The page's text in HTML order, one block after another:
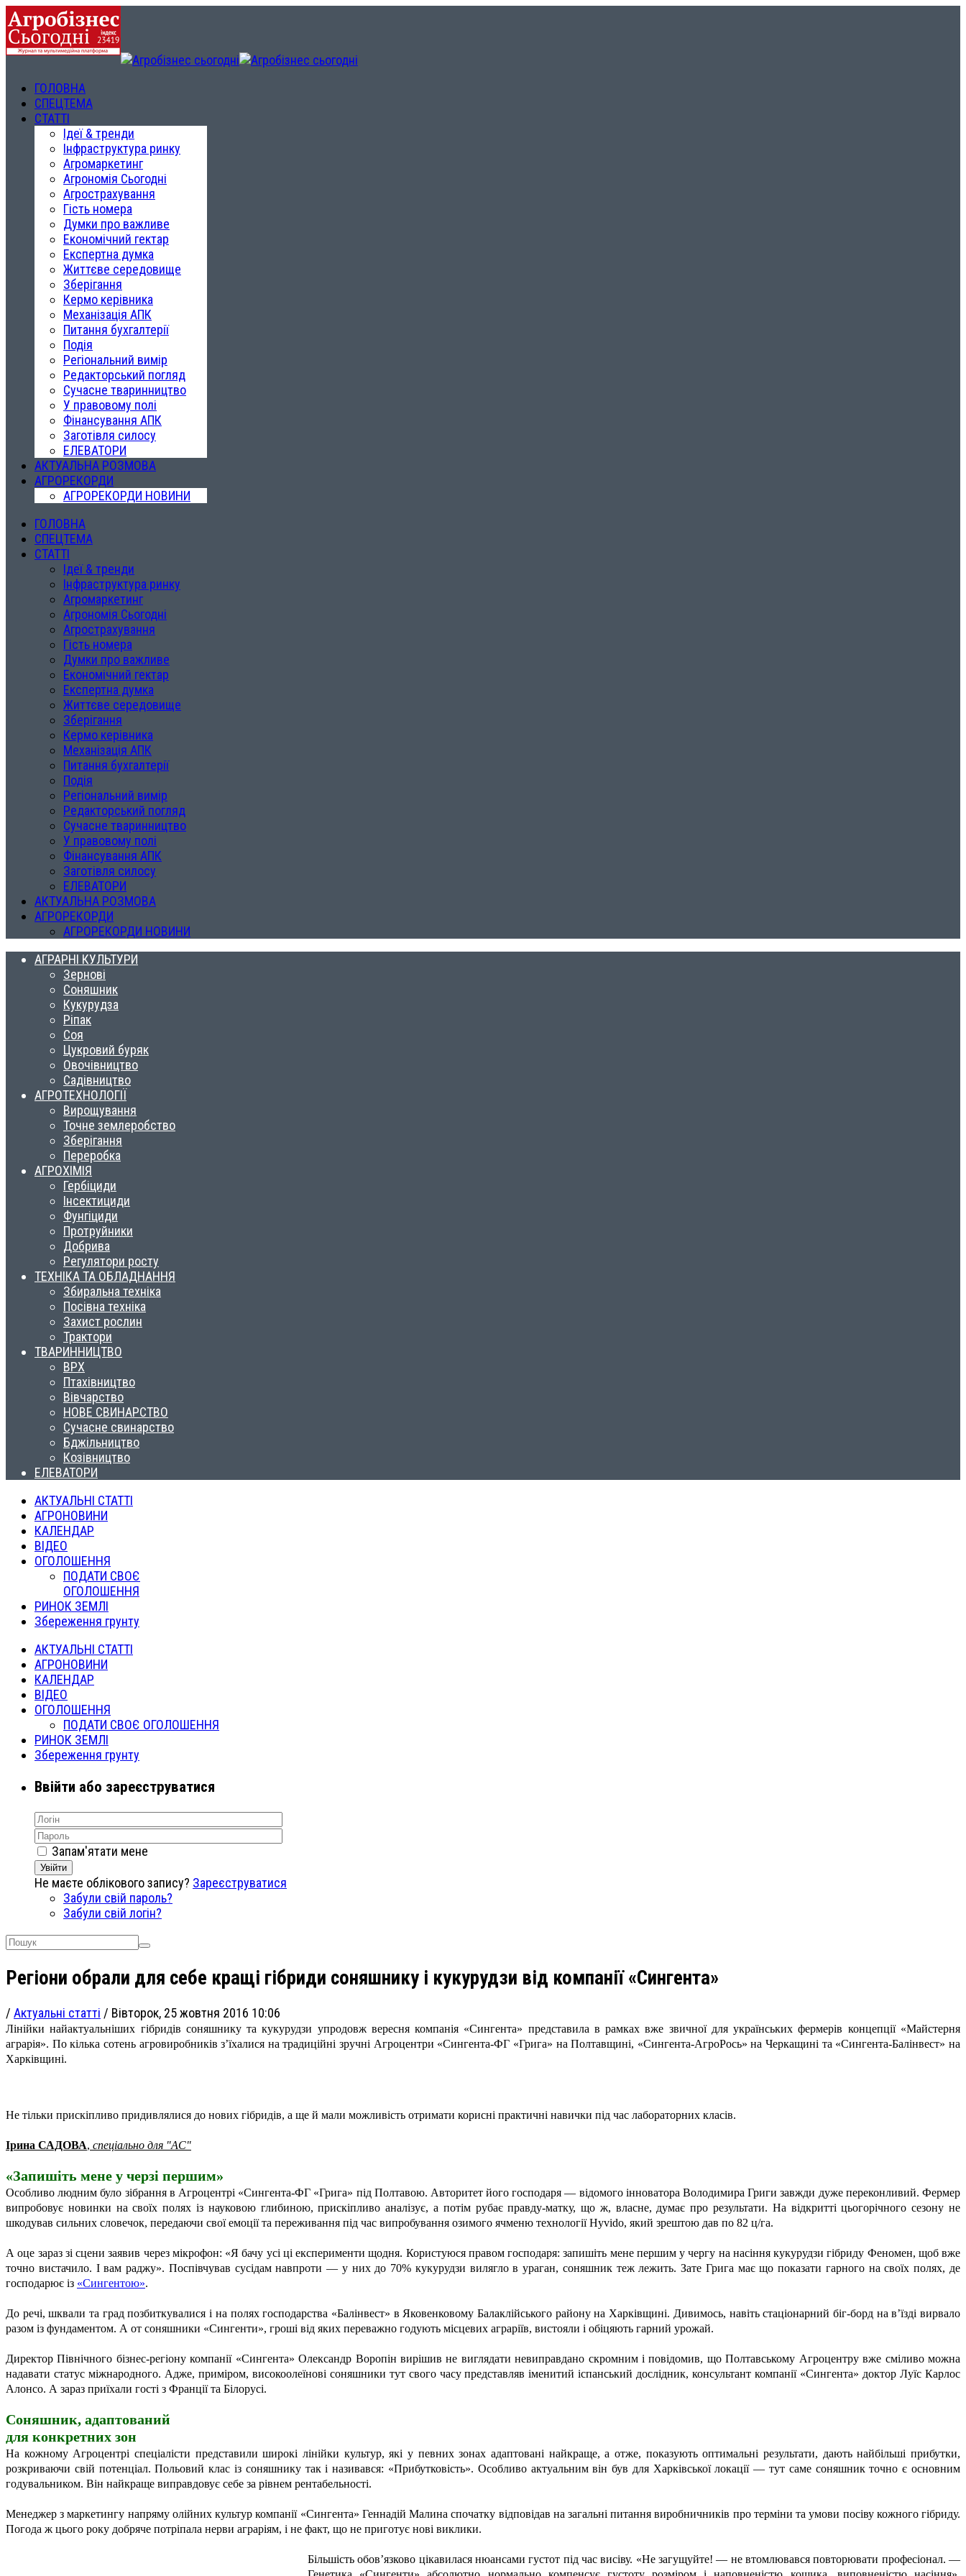
ГОЛОВНА
СПЕЦТЕМА
СТАТТІ
Ідеї & тренди
Інфраструктура ринку
Агромаркетинг
Агрономія Сьогодні
Агрострахування
Гість номера
Думки про важливе
Економічний гектар
Експертна думка
Життєве середовище
Зберігання
Кермо керівника
Механізація АПК
Питання бухгалтерії
Подія
Регіональний вимір
Редакторський погляд
Сучасне тваринництво
У правовому полі
Фінансування АПК
Заготівля силосу
ЕЛЕВАТОРИ
АКТУАЛЬНА РОЗМОВА
АГРОРЕКОРДИ
АГРОРЕКОРДИ НОВИНИ
ГОЛОВНА
СПЕЦТЕМА
СТАТТІ
Ідеї & тренди
Інфраструктура ринку
Агромаркетинг
Агрономія Сьогодні
Агрострахування
Гість номера
Думки про важливе
Економічний гектар
Експертна думка
Життєве середовище
Зберігання
Кермо керівника
Механізація АПК
Питання бухгалтерії
Подія
Регіональний вимір
Редакторський погляд
Сучасне тваринництво
У правовому полі
Фінансування АПК
Заготівля силосу
ЕЛЕВАТОРИ
АКТУАЛЬНА РОЗМОВА
АГРОРЕКОРДИ
АГРОРЕКОРДИ НОВИНИ
АГРАРНІ КУЛЬТУРИ
Зернові
Соняшник
Кукурудза
Ріпак
Соя
Цукровий буряк
Овочівництво
Садівництво
АГРОТЕХНОЛОГІЇ
Вирощування
Точне землеробство
Зберігання
Переробка
АГРОХІМІЯ
Гербіциди
Інсектициди
Фунгіциди
Протруйники
Добрива
Регулятори росту
ТЕХНІКА ТА ОБЛАДНАННЯ
Збиральна техніка
Посівна техніка
Захист рослин
Трактори
ТВАРИННИЦТВО
ВРХ
Птахівництво
Вівчарство
НОВЕ СВИНАРСТВО
Сучасне свинарство
Бджільництво
Козівництво
ЕЛЕВАТОРИ
АКТУАЛЬНІ СТАТТІ
АГРОНОВИНИ
КАЛЕНДАР
ВІДЕО
ОГОЛОШЕННЯ
ПОДАТИ СВОЄ
ОГОЛОШЕННЯ
РИНОК ЗЕМЛІ
Збереження грунту
АКТУАЛЬНІ СТАТТІ
АГРОНОВИНИ
КАЛЕНДАР
ВІДЕО
ОГОЛОШЕННЯ
ПОДАТИ СВОЄ ОГОЛОШЕННЯ
РИНОК ЗЕМЛІ
Збереження грунту
Ввійти або зареєструватися
Запам'ятати мене
Увійти
Не маєте облікового запису? Зареєструватися
Забули свій пароль?
Забули свій логін?
Регіони обрали для себе кращі гібриди соняшнику і кукурудзи від компанії «Сингента»
/ Актуальні статті / Вівторок, 25 жовтня 2016 10:06
Лінійки найактуальніших гібридів соняшнику та кукурудзи упродовж вересня компанія «Сингента» представила в рамках вже звичної для українських фермерів концепції «Майстерня
аграрія». По кілька сотень агровиробників з’їхалися на традиційні зручні Агроцентри «Сингента-ФГ «Грига» на Полтавщині, «Сингента-АгроРось» на Черкащині та «Сингента-Балінвест» на
Харківщині.
Не тільки прискіпливо придивлялися до нових гібридів, а ще й мали можливість отримати корисні практичні навички під час лабораторних класів.
Ірина САДОВА, спеціально для "АС"
«Запишіть мене у черзі першим»
Особливо людним було зібрання в Агроцентрі «Сингента-ФГ «Грига» під Полтавою. Авторитет його господаря — відомого інноватора Володимира Григи завжди дуже переконливий. Фермер
випробовує новинки на своїх полях із науковою глибиною, прискіпливо аналізує, а потім рубає правду-матку, що ж, власне, думає про результати. На відкритті цьогорічного сезону не
шкодував сильних словечок, передаючи свої емоції та переживання під час випробування озимого ячменю технології Hyvido, який зрештою дав по 82 ц/га.
А оце зараз зі сцени заявив через мікрофон: «Я бачу усі ці експерименти щодня. Користуюся правом господаря: запишіть мене першим у чергу на насіння кукурудзи гібриду Феномен, щоб вже
точно вистачило. І вам раджу». Поспівчував сусідам навпроти — у них до 70% кукурудзи вилягло в ураган, соняшник теж лежить. Зате Грига має що показати гарного на своїх полях, де
господарює із «Сингентою».
До речі, шквали та град позбиткувалися і на полях господарства «Балінвест» в Яковенковому Балаклійського району на Харківщині. Дивимось, навіть стаціонарний біг-борд на в’їзді вирвало
разом із фундаментом. А от соняшники «Сингенти», гроші від яких переважно годують місцевих аграріїв, вистояли і обіцяють гарний урожай.
Директор Північного бізнес-регіону компанії «Сингента» Олександр Воропін вирішив не виглядати невиправдано скромним і повідомив, що Полтавському Агроцентру вже сміливо можна
надавати статус міжнародного. Адже, приміром, високоолеїнові соняшники тут свого часу представляв іменитий іспанський дослідник, консультант компанії «Сингента» доктор Луїс Карлос
Алонсо. А зараз приїхали гості з Франції та Білорусі.
Соняшник, адаптований
для конкретних зон
На кожному Агроцентрі спеціалісти представили широкі лінійки культур, які у певних зонах адаптовані найкраще, а отже, показують оптимальні результати, дають найбільші прибутки,
розкриваючи свій потенціал. Польовий клас із соняшнику так і називався: «Прибутковість». Особливо актуальним він був для Харківської локації — тут саме соняшник точно є основним
годувальником. Він найкраще виправдовує себе за рівнем рентабельності.
Менеджер з маркетингу напряму олійних культур компанії «Сингента» Геннадій Малина спочатку відповідав на загальні питання виробничників про терміни та умови посіву кожного гібриду.
Погода ж цього року добряче потріпала нерви аграріям, і не факт, що не приготує нові виклики.
Більшість обов’язково цікавилася нюансами густот під час висіву. «Не загущуйте! — не втомлювався повторювати професіонал. —